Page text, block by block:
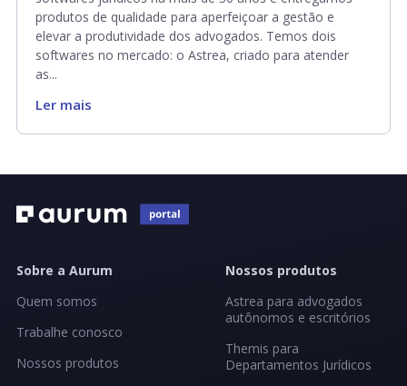
produtos de qualidade para aperfeiçoar a gestão e
elevar a produtividade dos advogados. Temos dois
softwares no mercado: o Astrea, criado para atender
as...
Ler mais
Sobre a Aurum
Quem somos
Trabalhe conosco
Nossos produtos
Nossos produtos
Astrea para advogados
autônomos e escritórios
Themis para
Departamentos Jurídicos